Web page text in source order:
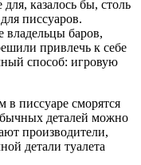
казалось бы, столь
писсуаров.
баров,
привлечь к себе
способ: игровую
в писсуаре сморятся
деталей можно
производители,
детали туалета